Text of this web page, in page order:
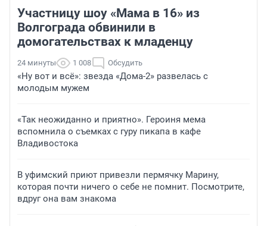
Участницу шоу «Мама в 16» из
Волгограда обвинили в
домогательствах к младенцу
24 минуты 1 008 Обсудить
«Ну вот и всё»: звезда «Дома-2» развелась с
молодым мужем
«Так неожиданно и приятно». Героиня мема
вспомнила о съемках с гуру пикапа в кафе
Владивостока
В уфимский приют привезли пермячку Марину,
которая почти ничего о себе не помнит. Посмотрите,
вдруг она вам знакома